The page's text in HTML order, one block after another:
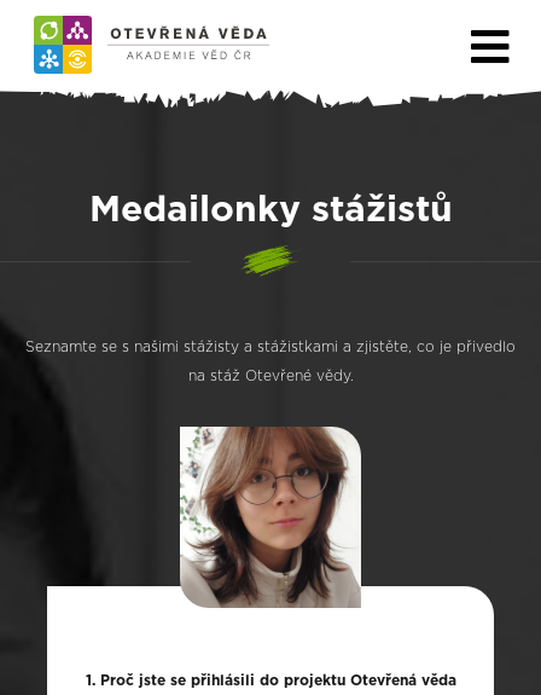
Medailonky stážistů
Seznamte se s našimi stážisty a stážistkami a zjistěte, co je přivedlo
na stáž Otevřené vědy.
1. Proč jste se přihlásili do projektu Otevřená věda